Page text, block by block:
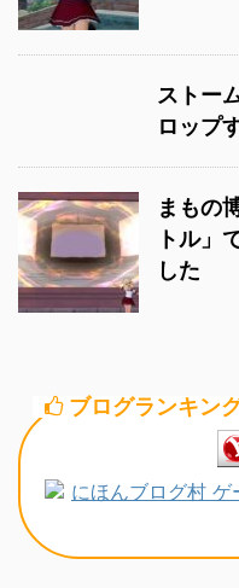
ストー
ロップ
まもの
トル」
した
ブログランキン